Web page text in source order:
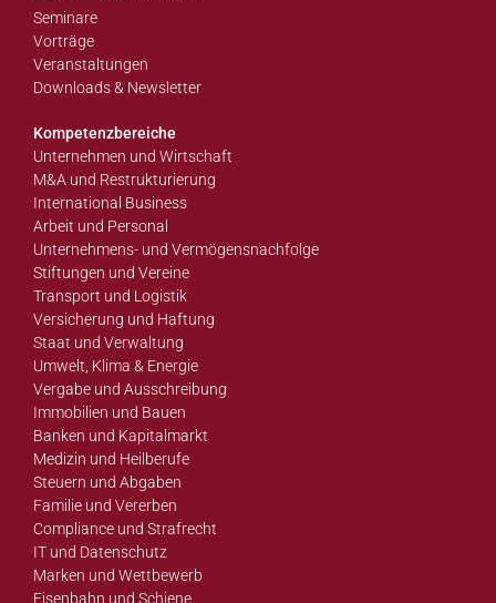
Seminare
Vorträge
Veranstaltungen
Downloads & Newsletter
Kompetenzbereiche
Unternehmen und Wirtschaft
M&A und Restrukturierung
International Business
Arbeit und Personal
Unternehmens- und Vermögensnachfolge
Stiftungen und Vereine
Transport und Logistik
Versicherung und Haftung
Staat und Verwaltung
Umwelt, Klima & Energie
Vergabe und Ausschreibung
Immobilien und Bauen
Banken und Kapitalmarkt
Medizin und Heilberufe
Steuern und Abgaben
Familie und Vererben
Compliance und Strafrecht
IT und Datenschutz
Marken und Wettbewerb
Eisenbahn und Schiene